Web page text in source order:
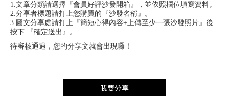
1.文章分類請選擇『會員好評沙發開箱』，並依照欄位填寫資料。
2.分享者標題請打上您購買的『沙發名稱』。
3.圖文分享處請打上『簡短心得內容+上傳至少一張沙發照片』後
按下 『確定送出』。
待審核通過，您的分享文就會出現囉！
我要分享